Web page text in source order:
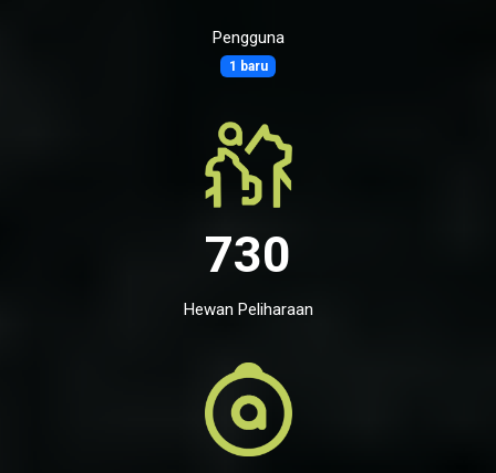
Pengguna
1 baru
730
Hewan Peliharaan